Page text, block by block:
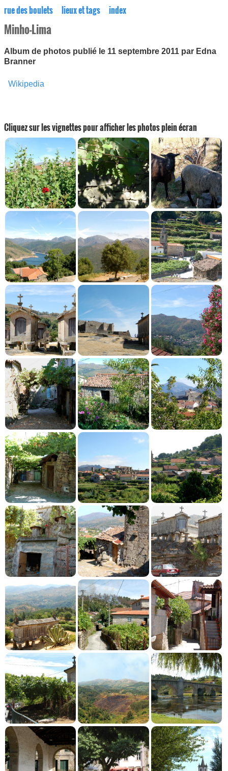
rue des boulets lieux et tags index
Minho-Lima
Album de photos publié le 11 septembre 2011 par Edna
Branner
Wikipedia
Cliquez sur les vignettes pour afficher les photos plein écran